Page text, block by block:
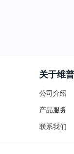
关于维普
公司介绍
产品服务
联系我们